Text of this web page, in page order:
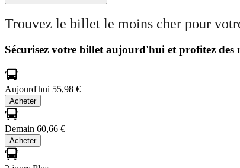
Trouvez le billet le moins cher pour
Sécurisez votre billet aujourd'hui et profitez des
Aujourd'hui 55,98 €
Acheter
Demain 60,66 €
Acheter